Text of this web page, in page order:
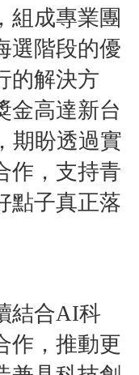
組成專業團
選階段的優
的解決方
金高達新台
期盼透過實
作，支持青
點子真正落
結合AI科
作，推動更